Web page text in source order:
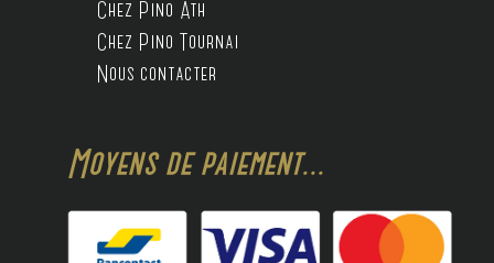
Chez Pino Ath
Chez Pino Tournai
Nous contacter
Moyens de paiement...